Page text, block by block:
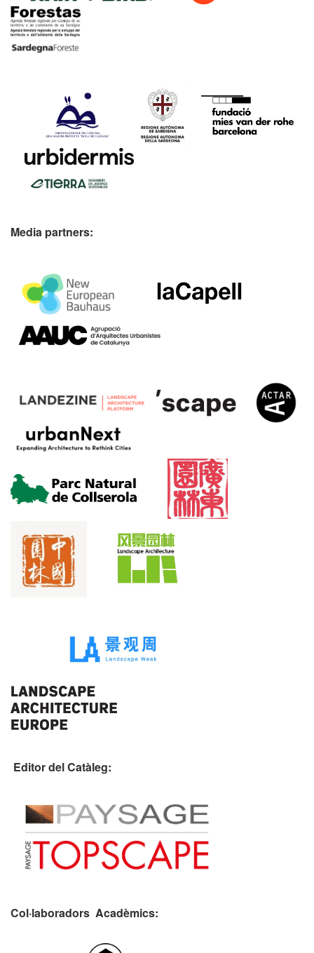
Media partners:
Editor del Catàleg:
Col·laboradors Acadèmics: